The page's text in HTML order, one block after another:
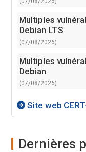
Multiples
Debian LTS
(07/08/2026)
Multiples
Debian
(07/08/2026)
Site web
Dernières